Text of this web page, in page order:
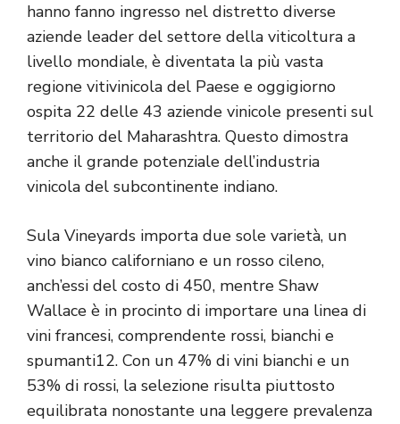
hanno fanno ingresso nel distretto diverse
aziende leader del settore della viticoltura a
livello mondiale, è diventata la più vasta
regione vitivinicola del Paese e oggigiorno
ospita 22 delle 43 aziende vinicole presenti sul
territorio del Maharashtra. Questo dimostra
anche il grande potenziale dell’industria
vinicola del subcontinente indiano.
Sula Vineyards importa due sole varietà, un
vino bianco californiano e un rosso cileno,
anch’essi del costo di 450, mentre Shaw
Wallace è in procinto di importare una linea di
vini francesi, comprendente rossi, bianchi e
spumanti12. Con un 47% di vini bianchi e un
53% di rossi, la selezione risulta piuttosto
equilibrata nonostante una leggere prevalenza